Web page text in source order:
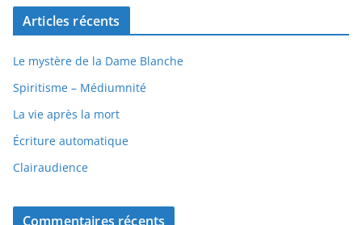
Articles récents
Le mystère de la Dame Blanche
Spiritisme – Médiumnité
La vie après la mort
Écriture automatique
Clairaudience
Commentaires récents